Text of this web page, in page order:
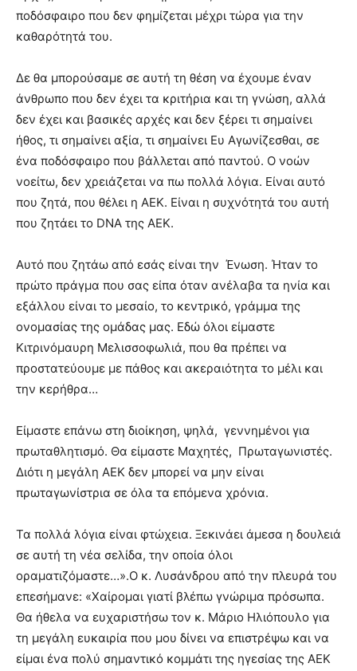
ποδόσφαιρο που δεν φημίζεται μέχρι τώρα για την
καθαρότητά του.
Δε θα μπορούσαμε σε αυτή τη θέση να έχουμε έναν
άνθρωπο που δεν έχει τα κριτήρια και τη γνώση, αλλά
δεν έχει και βασικές αρχές και δεν ξέρει τι σημαίνει
ήθος, τι σημαίνει αξία, τι σημαίνει Ευ Αγωνίζεσθαι, σε
ένα ποδόσφαιρο που βάλλεται από παντού. Ο νοών
νοείτω, δεν χρειάζεται να πω πολλά λόγια. Είναι αυτό
που ζητά, που θέλει η ΑΕΚ. Είναι η συχνότητά του αυτή
που ζητάει το DNA της ΑΕΚ.
Αυτό που ζητάω από εσάς είναι την Ένωση. Ήταν το
πρώτο πράγμα που σας είπα όταν ανέλαβα τα ηνία και
εξάλλου είναι το μεσαίο, το κεντρικό, γράμμα της
ονομασίας της ομάδας μας. Εδώ όλοι είμαστε
Κιτρινόμαυρη Μελισσοφωλιά, που θα πρέπει να
προστατεύουμε με πάθος και ακεραιότητα το μέλι και
την κερήθρα…
Είμαστε επάνω στη διοίκηση, ψηλά, γεννημένοι για
πρωταθλητισμό. Θα είμαστε Μαχητές, Πρωταγωνιστές.
Διότι η μεγάλη ΑΕΚ δεν μπορεί να μην είναι
πρωταγωνίστρια σε όλα τα επόμενα χρόνια.
Τα πολλά λόγια είναι φτώχεια. Ξεκινάει άμεσα η δουλειά
σε αυτή τη νέα σελίδα, την οποία όλοι
οραματιζόμαστε…».Ο κ. Λυσάνδρου από την πλευρά του
επεσήμανε: «Χαίρομαι γιατί βλέπω γνώριμα πρόσωπα.
Θα ήθελα να ευχαριστήσω τον κ. Μάριο Ηλιόπουλο για
τη μεγάλη ευκαιρία που μου δίνει να επιστρέψω και να
είμαι ένα πολύ σημαντικό κομμάτι της ηγεσίας της ΑΕΚ